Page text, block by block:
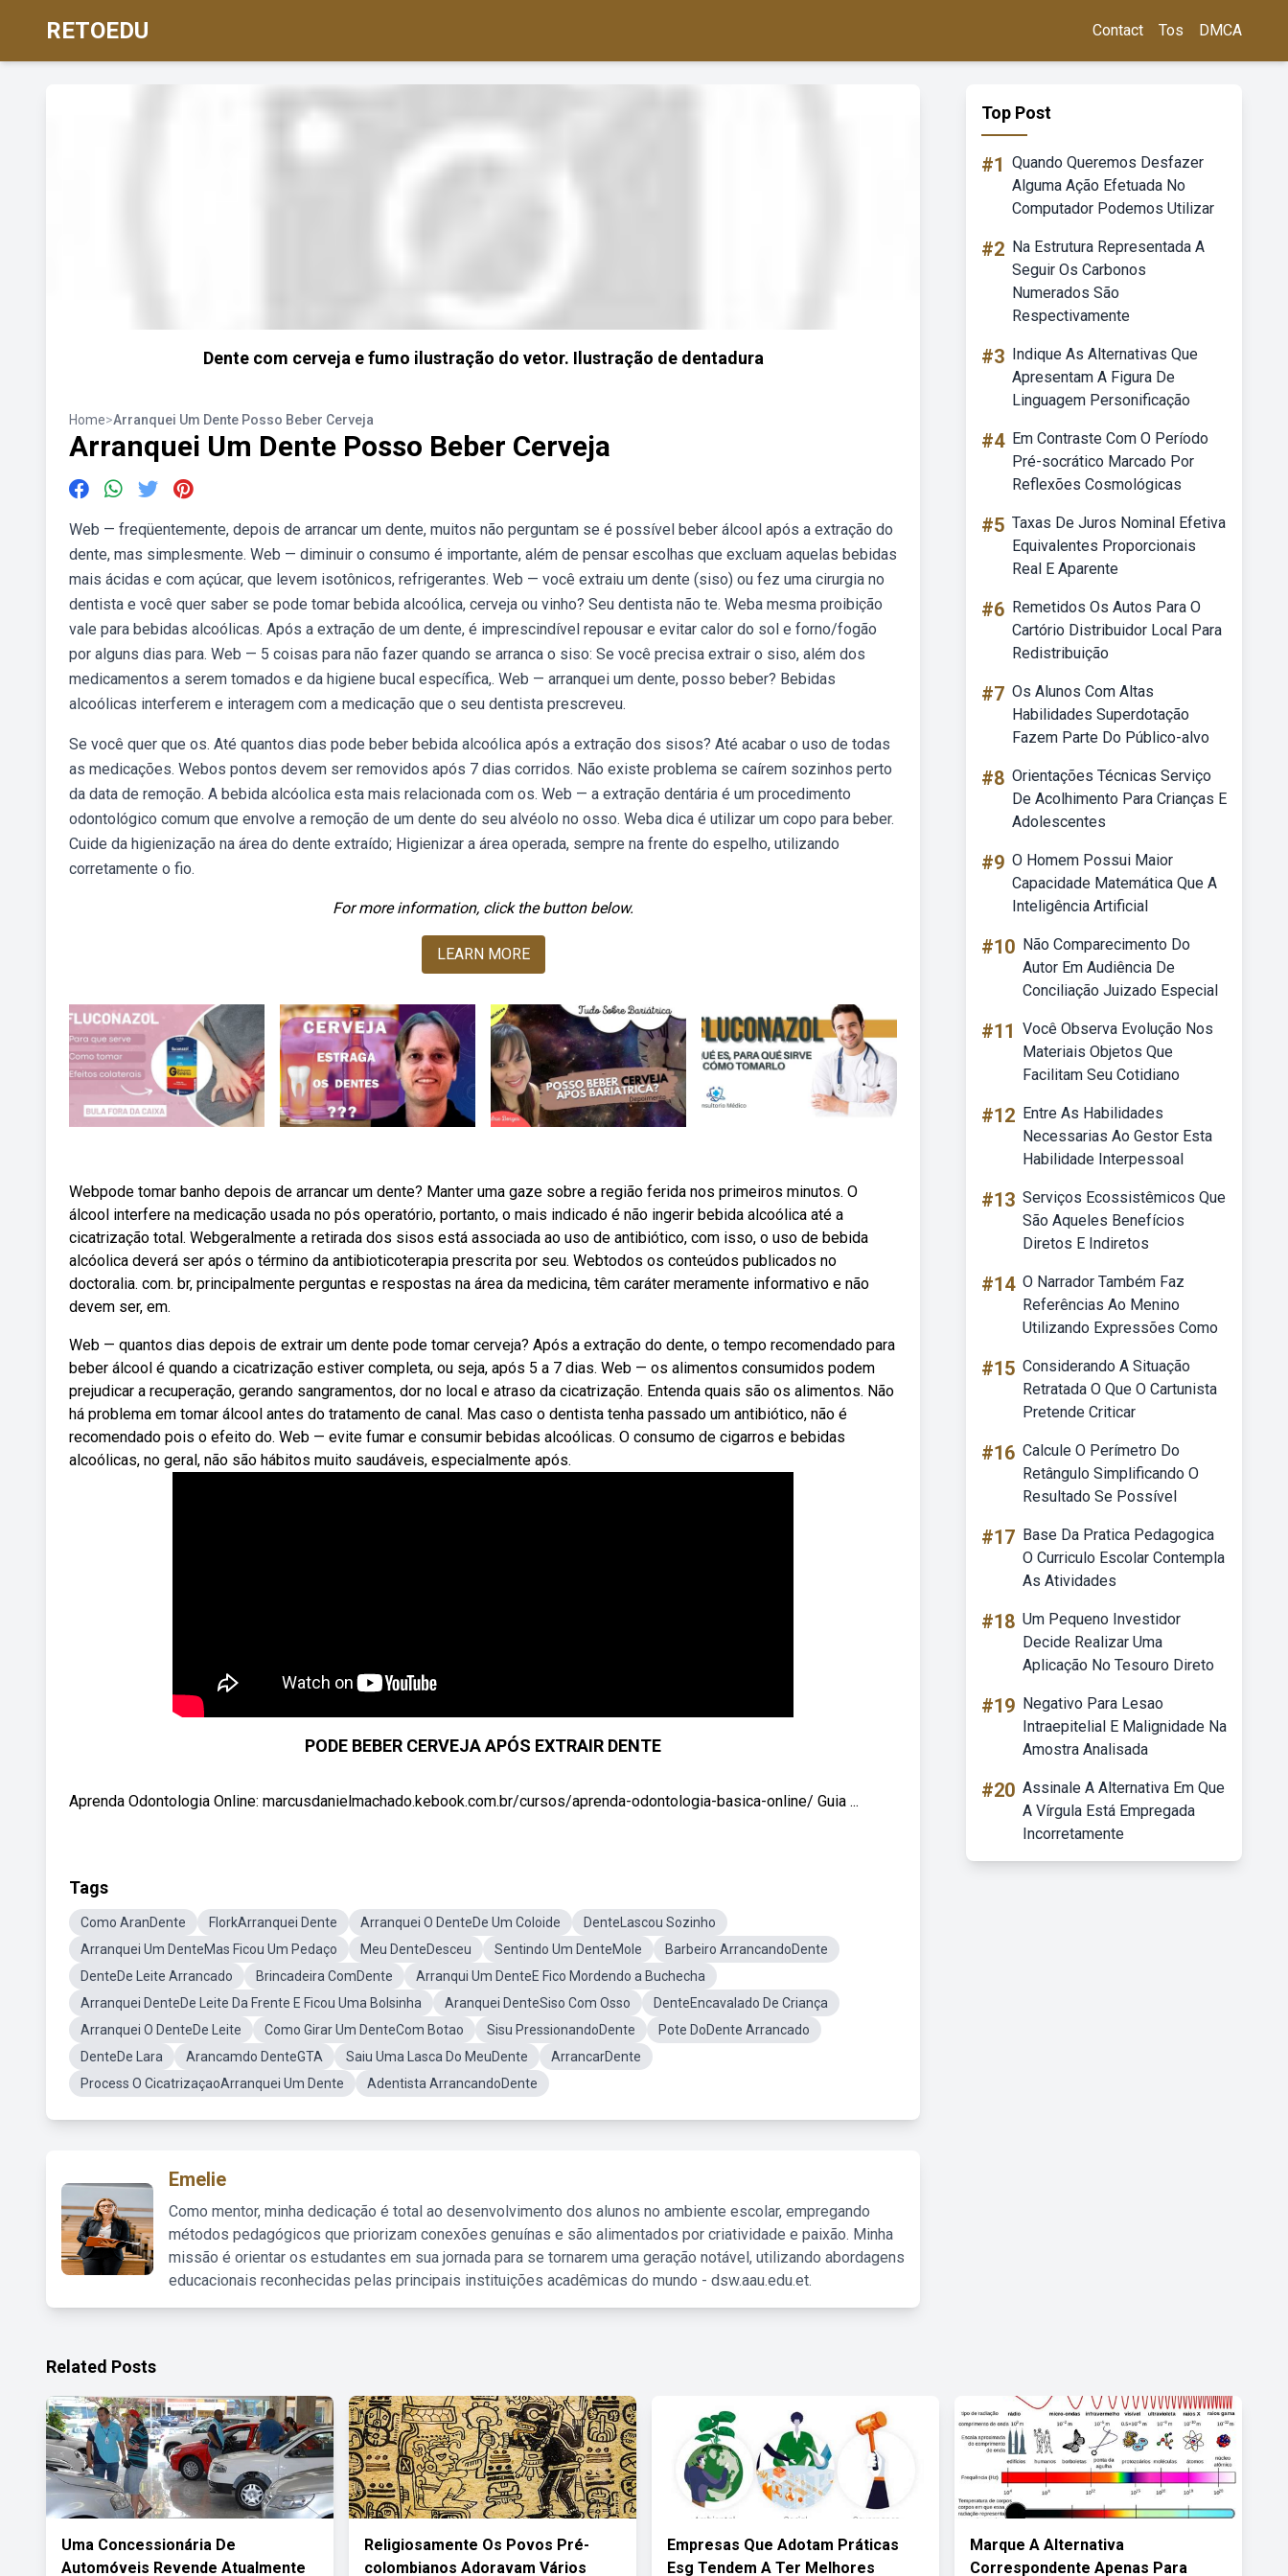
RETOEDU Contact Tos DMCA
Dente com cerveja e fumo ilustração do vetor. Ilustração de dentadura
Home>Arranquei Um Dente Posso Beber Cerveja
Arranquei Um Dente Posso Beber Cerveja
Web — freqüentemente, depois de arrancar um dente, muitos não perguntam se é possível beber álcool após a extração do
dente, mas simplesmente. Web — diminuir o consumo é importante, além de pensar escolhas que excluam aquelas bebidas
mais ácidas e com açúcar, que levem isotônicos, refrigerantes. Web — você extraiu um dente (siso) ou fez uma cirurgia no
dentista e você quer saber se pode tomar bebida alcoólica, cerveja ou vinho? Seu dentista não te. Weba mesma proibição
vale para bebidas alcoólicas. Após a extração de um dente, é imprescindível repousar e evitar calor do sol e forno/fogão
por alguns dias para. Web — 5 coisas para não fazer quando se arranca o siso: Se você precisa extrair o siso, além dos
medicamentos a serem tomados e da higiene bucal específica,. Web — arranquei um dente, posso beber? Bebidas
alcoólicas interferem e interagem com a medicação que o seu dentista prescreveu.
Se você quer que os. Até quantos dias pode beber bebida alcoólica após a extração dos sisos? Até acabar o uso de todas
as medicações. Webos pontos devem ser removidos após 7 dias corridos. Não existe problema se caírem sozinhos perto
da data de remoção. A bebida alcóolica esta mais relacionada com os. Web — a extração dentária é um procedimento
odontológico comum que envolve a remoção de um dente do seu alvéolo no osso. Weba dica é utilizar um copo para beber.
Cuide da higienização na área do dente extraído; Higienizar a área operada, sempre na frente do espelho, utilizando
corretamente o fio.
For more information, click the button below.
LEARN MORE
Webpode tomar banho depois de arrancar um dente? Manter uma gaze sobre a região ferida nos primeiros minutos. O
álcool interfere na medicação usada no pós operatório, portanto, o mais indicado é não ingerir bebida alcoólica até a
cicatrização total. Webgeralmente a retirada dos sisos está associada ao uso de antibiótico, com isso, o uso de bebida
alcóolica deverá ser após o término da antibioticoterapia prescrita por seu. Webtodos os conteúdos publicados no
doctoralia. com. br, principalmente perguntas e respostas na área da medicina, têm caráter meramente informativo e não
devem ser, em.
Web — quantos dias depois de extrair um dente pode tomar cerveja? Após a extração do dente, o tempo recomendado para
beber álcool é quando a cicatrização estiver completa, ou seja, após 5 a 7 dias. Web — os alimentos consumidos podem
prejudicar a recuperação, gerando sangramentos, dor no local e atraso da cicatrização. Entenda quais são os alimentos. Não
há problema em tomar álcool antes do tratamento de canal. Mas caso o dentista tenha passado um antibiótico, não é
recomendado pois o efeito do. Web — evite fumar e consumir bebidas alcoólicas. O consumo de cigarros e bebidas
alcoólicas, no geral, não são hábitos muito saudáveis, especialmente após.
PODE BEBER CERVEJA APÓS EXTRAIR DENTE
Aprenda Odontologia Online: marcusdanielmachado.kebook.com.br/cursos/aprenda-odontologia-basica-online/ Guia ...
Tags
Como AranDente FlorkArranquei Dente Arranquei O DenteDe Um Coloide
DenteLascou Sozinho
Arranquei Um DenteMas Ficou Um Pedaço
Meu DenteDesceu Sentindo Um DenteMole
Barbeiro ArrancandoDente
DenteDe Leite Arrancado
Brincadeira ComDente
Arranqui Um DenteE Fico Mordendo a Buchecha
Arranquei DenteDe Leite Da Frente E Ficou Uma Bolsinha
Aranquei DenteSiso Com Osso
DenteEncavalado De Criança
Arranquei O DenteDe Leite
Como Girar Um DenteCom Botao Sisu PressionandoDente
Pote DoDente Arrancado
DenteDe Lara
Arancamdo DenteGTA Saiu Uma Lasca Do MeuDente
ArrancarDente
Process O CicatrizaçaoArranquei Um Dente
Adentista ArrancandoDente
Emelie
Como mentor, minha dedicação é total ao desenvolvimento dos alunos no ambiente escolar, empregando
métodos pedagógicos que priorizam conexões genuínas e são alimentados por criatividade e paixão. Minha
missão é orientar os estudantes em sua jornada para se tornarem uma geração notável, utilizando abordagens
educacionais reconhecidas pelas principais instituições acadêmicas do mundo - dsw.aau.edu.et.
Top Post
#1 Quando Queremos Desfazer
Alguma Ação Efetuada No
Computador Podemos Utilizar
#2 Na Estrutura Representada A
Seguir Os Carbonos
Numerados São
Respectivamente
#3 Indique As Alternativas Que
Apresentam A Figura De
Linguagem Personificação
#4 Em Contraste Com O Período
Pré-socrático Marcado Por
Reflexões Cosmológicas
#5 Taxas De Juros Nominal Efetiva
Equivalentes Proporcionais
Real E Aparente
#6 Remetidos Os Autos Para O
Cartório Distribuidor Local Para
Redistribuição
#7 Os Alunos Com Altas
Habilidades Superdotação
Fazem Parte Do Público-alvo
#8 Orientações Técnicas Serviço
De Acolhimento Para Crianças E
Adolescentes
#9 O Homem Possui Maior
Capacidade Matemática Que A
Inteligência Artificial
#10 Não Comparecimento Do
Autor Em Audiência De
Conciliação Juizado Especial
#11 Você Observa Evolução Nos
Materiais Objetos Que
Facilitam Seu Cotidiano
#12 Entre As Habilidades
Necessarias Ao Gestor Esta
Habilidade Interpessoal
#13 Serviços Ecossistêmicos Que
São Aqueles Benefícios
Diretos E Indiretos
#14 O Narrador Também Faz
Referências Ao Menino
Utilizando Expressões Como
#15 Considerando A Situação
Retratada O Que O Cartunista
Pretende Criticar
#16 Calcule O Perímetro Do
Retângulo Simplificando O
Resultado Se Possível
#17 Base Da Pratica Pedagogica
O Curriculo Escolar Contempla
As Atividades
#18 Um Pequeno Investidor
Decide Realizar Uma
Aplicação No Tesouro Direto
#19 Negativo Para Lesao
Intraepitelial E Malignidade Na
Amostra Analisada
#20 Assinale A Alternativa Em Que
A Vírgula Está Empregada
Incorretamente
Related Posts
Uma Concessionária De
Automóveis Revende Atualmente
Religiosamente Os Povos Pré-
colombianos Adoravam Vários
Empresas Que Adotam Práticas
Esg Tendem A Ter Melhores
Marque A Alternativa
Correspondente Apenas Para